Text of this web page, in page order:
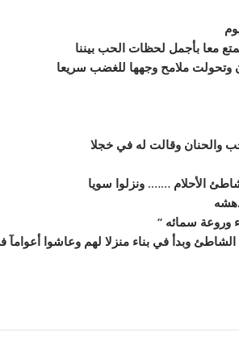
معا بأجمل لحظات الحب بيننا
وتحولت ملامح وجهها للغضب سريعا
والحنان وقالت له في خجلا
الأحلام ……. ونزلوا سويا
وروعة سمائه ‘‘
الشاطئ وبدأ في بناء منزلا لهم وعاشوا